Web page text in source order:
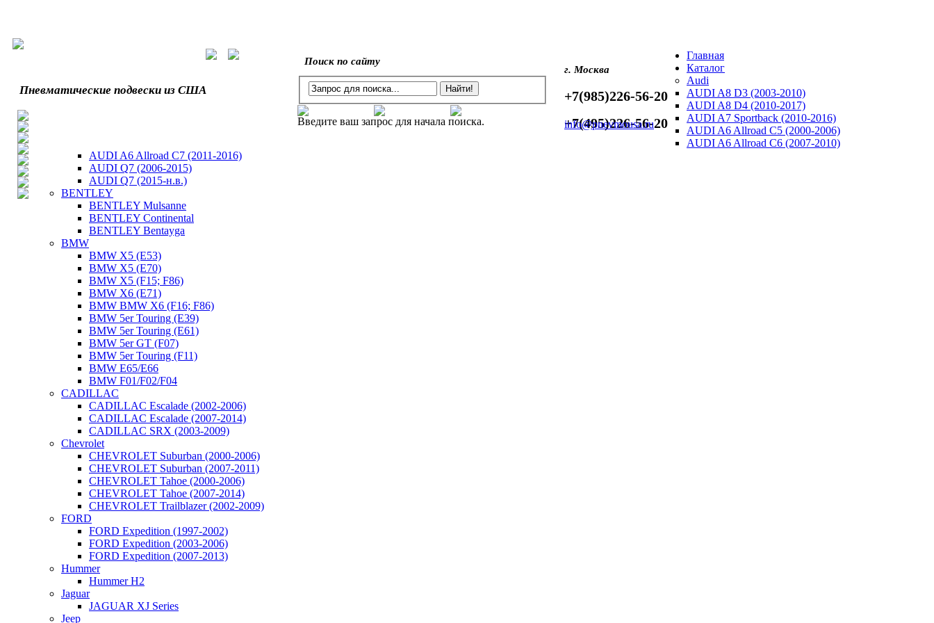
Пневматические подвески из США
Поиск по сайту
Введите ваш запрос для начала поиска.
г. Москва
+7(985)226-56-20
+7(495)226-56-20
info@pnevmousa.ru
Главная
Каталог
Audi
AUDI A8 D3 (2003-2010)
AUDI A8 D4 (2010-2017)
AUDI A7 Sportback (2010-2016)
AUDI A6 Allroad C5 (2000-2006)
AUDI A6 Allroad C6 (2007-2010)
AUDI A6 Allroad C7 (2011-2016)
AUDI Q7 (2006-2015)
AUDI Q7 (2015-н.в.)
BENTLEY
BENTLEY Mulsanne
BENTLEY Continental
BENTLEY Bentayga
BMW
BMW X5 (E53)
BMW X5 (E70)
BMW X5 (F15; F86)
BMW X6 (E71)
BMW BMW X6 (F16; F86)
BMW 5er Touring (E39)
BMW 5er Touring (E61)
BMW 5er GT (F07)
BMW 5er Touring (F11)
BMW E65/E66
BMW F01/F02/F04
CADILLAC
CADILLAC Escalade (2002-2006)
CADILLAC Escalade (2007-2014)
CADILLAC SRX (2003-2009)
Chevrolet
CHEVROLET Suburban (2000-2006)
CHEVROLET Suburban (2007-2011)
CHEVROLET Tahoe (2000-2006)
CHEVROLET Tahoe (2007-2014)
CHEVROLET Trailblazer (2002-2009)
FORD
FORD Expedition (1997-2002)
FORD Expedition (2003-2006)
FORD Expedition (2007-2013)
Hummer
Hummer H2
Jaguar
JAGUAR XJ Series
Jeep